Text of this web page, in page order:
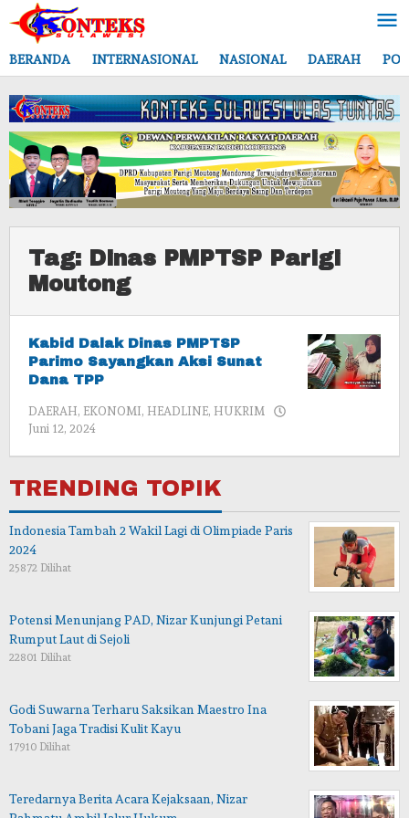
Lewati
ke
konten
BERANDA
INTERNASIONAL NASIONAL DAERAH
Tag: Dinas PMPTSP Parigi
Moutong
Kabid Dalak Dinas PMPTSP
Parimo Sayangkan Aksi Sunat
Dana TPP
DAERAH, EKONOMI, HEADLINE, HUKRIM
Juni 12, 2024
TRENDING TOPIK
Indonesia Tambah 2 Wakil Lagi di Olimpiade Paris
2024
25872 Dilihat
Potensi Menunjang PAD, Nizar Kunjungi Petani
Rumput Laut di Sejoli
22801 Dilihat
Godi Suwarna Terharu Saksikan Maestro Ina
Tobani Jaga Tradisi Kulit Kayu
17910 Dilihat
Teredarnya Berita Acara Kejaksaan, Nizar